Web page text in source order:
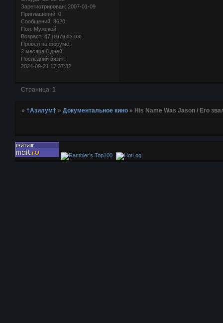
Зарегистрирован: 2007-01-09
Приглашений: 0
Сообщений: 8620
Пол: Мужской
Возраст: 47 [1979-03-03]
Провел на форуме:
2 месяца 8 дней
Последний визит:
2024-09-21 17:37:32
Страница: 1
»†Азилум† »Документальное кино » His Name Was Jason / Его